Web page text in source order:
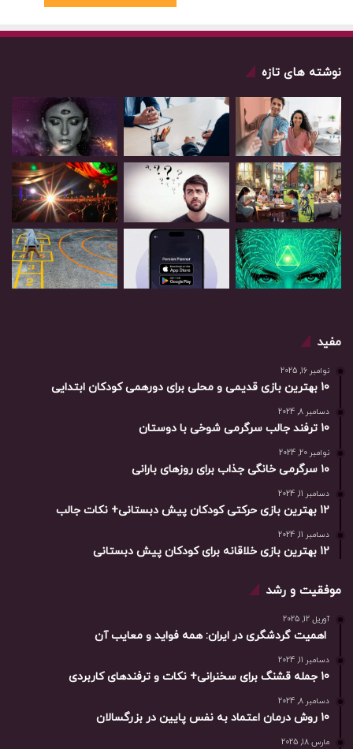
نوشته های تازه
مفید
نوامبر 16, 2025
10 بهترین بازی‌ قدیمی و محلی برای دورهمی کودکان ابتدایی
دسامبر 8, 2024
10 ترفند جالب سرگرمی شوخی با دوستان
نوامبر 20, 2024
۱۰ سرگرمی خانگی جذاب برای روزهای بارانی
دسامبر 11, 2024
12 بهترین بازی حرکتی کودکان پیش دبستانی+ نکات جالب
دسامبر 11, 2024
12 بهترین بازی خلاقانه برای کودکان پیش دبستانی
موفقیت و رشد
آوریل 12, 2025
اهمیت گردشگری در ایران: همه فواید و معایب آن
دسامبر 11, 2024
10 جمله قشنگ برای سخنرانی+ نکات و ترفندهای کاربردی
دسامبر 8, 2024
10 روش درمان اعتماد به نفس پایین در بزرگسالان
مارس 18, 2025